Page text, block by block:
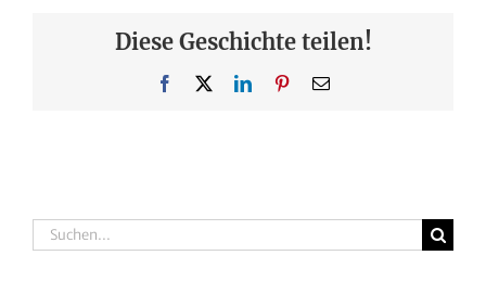
Diese Geschichte teilen!
Facebook LinkedInPinterest
E-
Suche
nach: